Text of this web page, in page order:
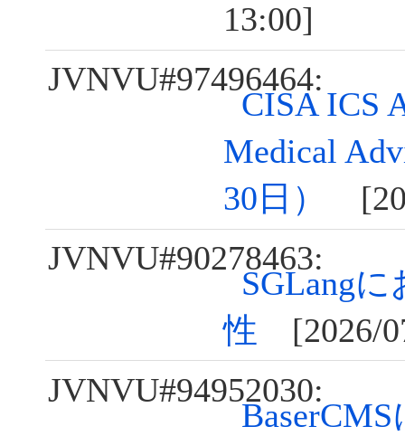
13:00]
JVNVU#97496464:
CISA ICS
Medical
30日）
JVNVU#90278463:
SGLang
性 [2026/
JVNVU#94952030: